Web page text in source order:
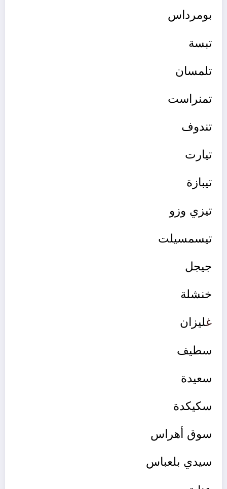
بومرداس
تبسة
تلمسان
تمنراست
تندوف
تيارت
تيبازة
تيزي وزو
تيسمسيلت
جيجل
خنشلة
غليزان
سطيف
سعيدة
سكيكدة
سوق أهراس
سيدي بلعباس